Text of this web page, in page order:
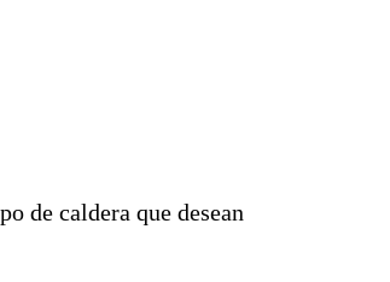
de caldera que desean